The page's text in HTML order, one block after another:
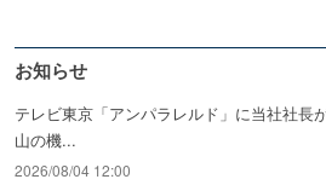
お知らせ
テレビ東京「アンパラレルド」に当社社
山の機...
2026/08/04 12:00